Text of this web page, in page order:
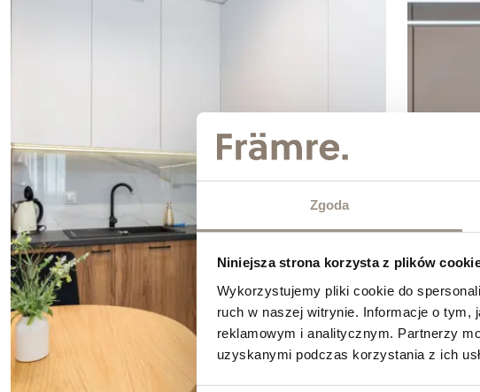
Zgoda
Niniejsza strona korzysta z plików
Wykorzystujemy pliki cookie do
ruch w naszej witrynie. Informacje o tym,
reklamowym i analitycznym. Partnerzy
uzyskanymi podczas korzystania z ich